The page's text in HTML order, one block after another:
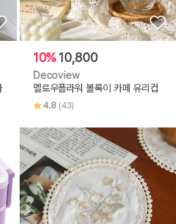
10%10,800
Decoview
멜로우플라워 볼록이 카페 유리컵
4.8 (43)